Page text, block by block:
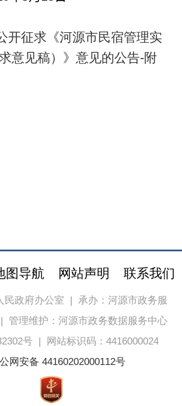
开征求《河源市民宿管理实
意见稿）》意见的公告-附
图导航 网站声明 联系我们
民政府办公室 | 承办：河源市政务服
| 管理维护：河源市政务数据服务中心
号|
网站标识码：4416000024
网安备 44160202000112号